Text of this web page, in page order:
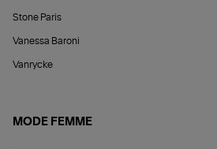
Stone Paris
Vanessa Baroni
Vanrycke
MODE FEMME